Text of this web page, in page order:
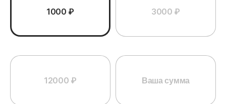
1000 ₽ 3000 ₽
12000 ₽